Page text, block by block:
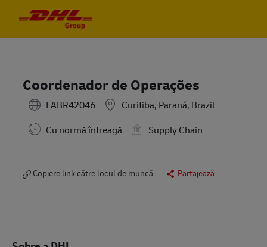
Coordenador de Operações
LABR42046
Curitiba, Paraná, Brazil
Cu normă întreagă
Supply Chain
Copiere link către locul de muncă Partajează